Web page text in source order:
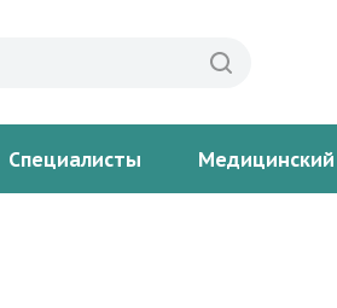
Специалисты Медицинский